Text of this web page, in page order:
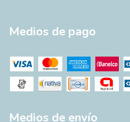
Medios de pago
Medios de envío